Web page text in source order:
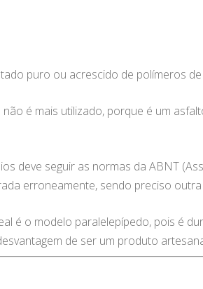
puro ou acrescido de polímeros
é mais utilizado, porque é um
deve seguir as normas da ABNT
erroneamente, sendo preciso
é o modelo paralelepípedo, pois é
de ser um produto